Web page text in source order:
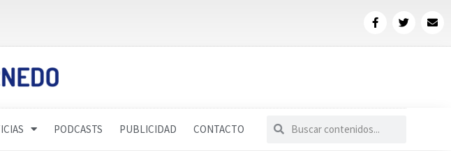
PODCASTS PUBLICIDAD CONTACTO